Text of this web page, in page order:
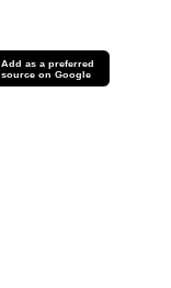
Add as a preferred
source on Google